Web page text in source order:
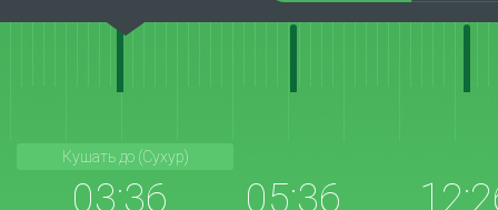
Кушать до (Сухур)
03:36 05:36